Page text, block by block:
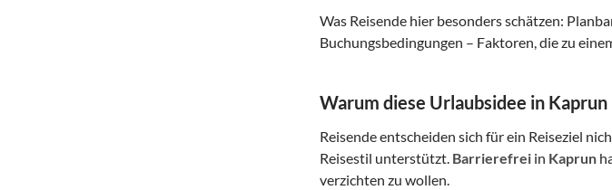
Was Reisende hier besonders schätzen:
Buchungsbedingungen – Faktoren, die zu
Warum diese Urlaubsidee in
Reisende entscheiden sich für ein Reiseziel
Reisestil unterstützt. Barrierefrei in Kaprun
verzichten zu wollen.